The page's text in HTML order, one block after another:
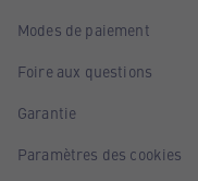
Modes de paiement
Foire aux questions
Garantie
Paramètres des cookies